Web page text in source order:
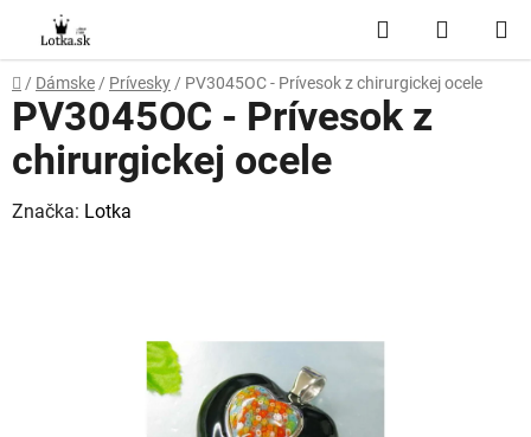
obsah
Hľadať
KOŠÍK
Domov
/ Dámske / Prívesky / PV3045OC - Prívesok z chirurgickej ocele
PV3045OC - Prívesok z
chirurgickej ocele
Značka: Lotka